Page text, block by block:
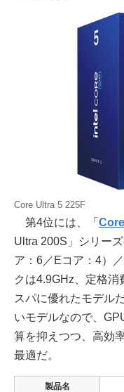
Core Ultra 5 225F
第4位には、「
Ultra 200S」シリー
ア：6／Eコア：4）
クは4.9GHz、定格消
スパに優れたモデル
いモデルなので、
算を抑えつつ、高効
最適だ。
製品名